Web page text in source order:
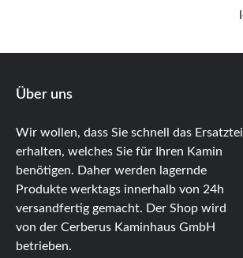
Über uns
Wir wollen, dass Sie schnell das Ersatzteil
erhalten, welches Sie für Ihren Kamin
benötigen. Daher werden lagernde
Produkte werktags innerhalb von 24h
versandfertig gemacht. Der Shop wird
von der Cerberus Kaminhaus GmbH
betrieben.